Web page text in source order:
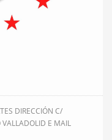
DIRECCIÓN C/
E MAIL